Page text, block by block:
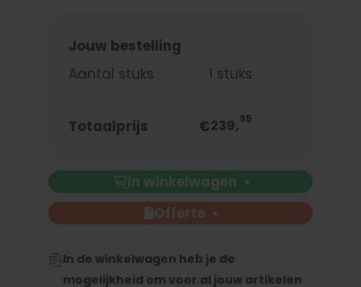
Jouw bestelling
Aantal stuks
1 stuks
Totaalprijs €239,95
In winkelwagen
Offerte
In de winkelwagen heb je de
mogelijkheid om voor al jouw artikelen